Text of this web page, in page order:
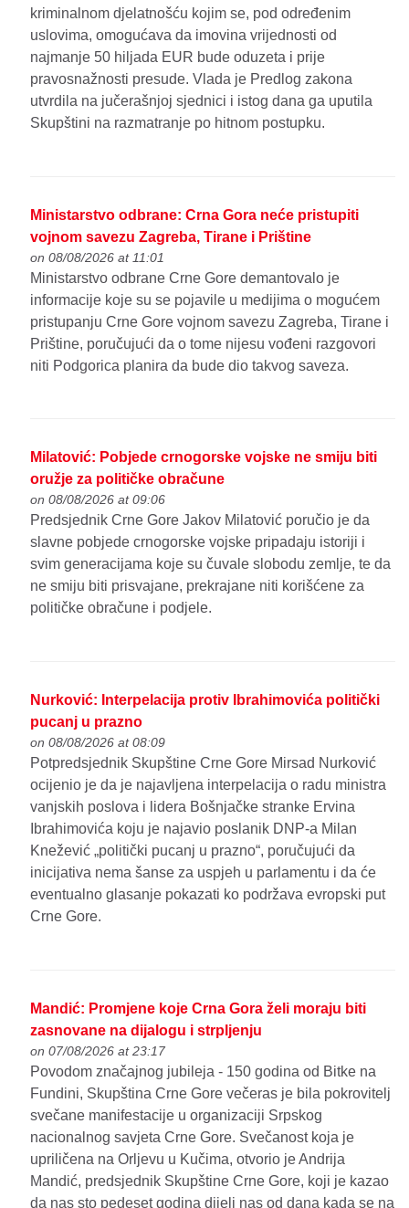
kriminalnom djelatnošću kojim se, pod određenim
uslovima, omogućava da imovina vrijednosti od
najmanje 50 hiljada EUR bude oduzeta i prije
pravosnažnosti presude. Vlada je Predlog zakona
utvrdila na jučerašnjoj sjednici i istog dana ga uputila
Skupštini na razmatranje po hitnom postupku.
Ministarstvo odbrane: Crna Gora neće pristupiti
vojnom savezu Zagreba, Tirane i Prištine
on 08/08/2026 at 11:01
Ministarstvo odbrane Crne Gore demantovalo je
informacije koje su se pojavile u medijima o mogućem
pristupanju Crne Gore vojnom savezu Zagreba, Tirane i
Prištine, poručujući da o tome nijesu vođeni razgovori
niti Podgorica planira da bude dio takvog saveza.
Milatović: Pobjede crnogorske vojske ne smiju biti
oružje za političke obračune
on 08/08/2026 at 09:06
Predsjednik Crne Gore Jakov Milatović poručio je da
slavne pobjede crnogorske vojske pripadaju istoriji i
svim generacijama koje su čuvale slobodu zemlje, te da
ne smiju biti prisvajane, prekrajane niti korišćene za
političke obračune i podjele.
Nurković: Interpelacija protiv Ibrahimovića politički
pucanj u prazno
on 08/08/2026 at 08:09
Potpredsjednik Skupštine Crne Gore Mirsad Nurković
ocijenio je da je najavljena interpelacija o radu ministra
vanjskih poslova i lidera Bošnjačke stranke Ervina
Ibrahimovića koju je najavio poslanik DNP-a Milan
Knežević „politički pucanj u prazno“, poručujući da
inicijativa nema šanse za uspjeh u parlamentu i da će
eventualno glasanje pokazati ko podržava evropski put
Crne Gore.
Mandić: Promjene koje Crna Gora želi moraju biti
zasnovane na dijalogu i strpljenju
on 07/08/2026 at 23:17
Povodom značajnog jubileja - 150 godina od Bitke na
Fundini, Skupština Crne Gore večeras je bila pokrovitelj
svečane manifestacije u organizaciji Srpskog
nacionalnog savjeta Crne Gore. Svečanost koja je
upriličena na Orljevu u Kučima, otvorio je Andrija
Mandić, predsjednik Skupštine Crne Gore, koji je kazao
da nas sto pedeset godina dijeli nas od dana kada se na